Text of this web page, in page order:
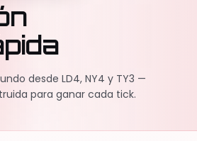
desde LD4, NY4 y TY3 —
para ganar cada tick.